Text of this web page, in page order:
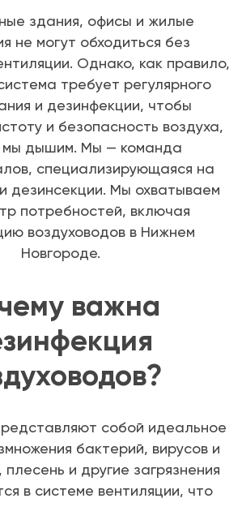
здания, офисы и жилые
не могут обходиться без
Однако, как правило,
требует регулярного
и дезинфекции, чтобы
и безопасность воздуха,
мы дышим. Мы — команда
специализирующаяся на
дезинсекции. Мы охватываем
потребностей, включая
воздуховодов в Нижнем
Новгороде.
важна
собой идеальное
бактерий, вирусов и
плесень и другие загрязнения
в системе вентиляции, что